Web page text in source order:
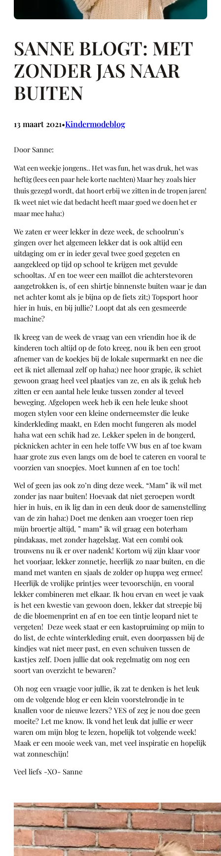
SANNE BLOGT: MET
ZONDER JAS NAAR
BUITEN
13 maart 2021•Kindermodeblog
Door Sanne:
Wat een weekje jongens.. Het was fun, het was druk, het was
heftig (lees een paar hele korte nachten) Maar hey zoals hier
thuis gezegd wordt, dat hoort erbij we zitten in de tropen jaren!
Ik weet niet wie dat bedacht heeft maar goed we doen het er
maar mee haha:)
We zaten er weer lekker in deze week, de schoolrun’s
gingen over het algemeen lekker dat is ook altijd een
uitdaging om er in ieder geval twee goed gegeten en
aangekleed op tijd op school te krijgen met gevulde
schooltas. Af en toe weer een maillot die achterstevoren
aangetrokken is, of een shirtje binnenste buiten waar je dan
net achter komt als je bijna op de fiets zit;) Topsport hoor
hier in huis, en bij jullie? Loopt dat als een gesmeerde
machine?
Ik kreeg van de week de vraag van een vriendin hoe ik de
kinderen toch altijd op de foto kreeg, nou ik ben een groot
afnemer van de koekjes bij de lokale supermarkt en nee die
eet ik niet allemaal zelf op haha;) nee hoor grapje, ik schiet
gewoon graag heel veel plaatjes van ze, en als ik geluk heb
zitten er een aantal hele leuke tussen zonder al teveel
beweging. Afgelopen week heb ik een hele leuke shoot
mogen stylen voor een kleine onderneemster die leuke
kinderkleding maakt, en Eden mocht fungeren als model
haha wat een schik had ze. Lekker spelen in de bongerd,
picknicken achter in een hele toffe VW bus en af toe kwam
haar grote zus even langs om de boel te cateren en vooral te
voorzien van snoepjes. Moet kunnen af en toe toch!
Wel of geen jas ook zo’n ding deze week. “Mam” ik wil met
zonder jas naar buiten! Hoevaak dat niet geroepen wordt
hier in huis, en ik lig dan in een deuk door de samenstelling
van de zin haha:) Doet me denken aan vroeger toen riep
mijn broertje altijd, ” mam” ik wil graag een boterham
pindakaas, met zonder hagelslag. Wat een combi ook
trouwens nu ik er over nadenk! Kortom wij zijn klaar voor
het voorjaar, lekker zonnetje, heerlijk zo naar buiten, en die
mand met wanten en sjaals de zolder op huppa weg ermee!
Heerlijk de vrolijke printjes weer tevoorschijn, en vooral
lekker combineren met elkaar. Ik hou ervan en weet je vaak
is het een kwestie van gewoon doen, lekker dat streepje bij
de die bloemenprint en af en toe een tintje leopard niet te
vergeten! Deze week staat er een kastopruiming op mijn to
do list, de echte winterkleding eruit, even doorpassen bij de
kindjes wat niet meer past, en even schuiven tussen de
kastjes zelf. Doen jullie dat ook regelmatig om nog een
soort van overzicht te bewaren?
Oh nog een vraagje voor jullie, ik zat te denken is het leuk
om de volgende blog er een klein voorstelrondje in te
knallen voor de nieuwe lezers? YES of zeg je nou doe geen
moeite? Let me know. Ik vond het leuk dat jullie er weer
waren om mijn blog te lezen, hopelijk tot volgende week!
Maak er een mooie week van, met veel inspiratie en hopelijk
wat zonneschijn!
Veel liefs -XO- Sanne